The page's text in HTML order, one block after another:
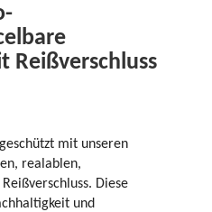
mit unseren
realablen,
Diese
und